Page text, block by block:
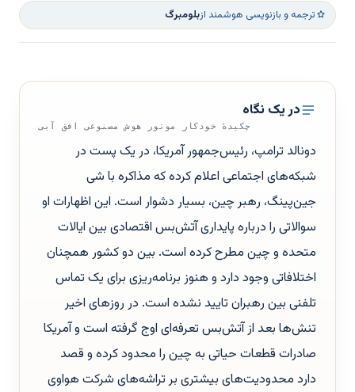
ترجمه و بازنویسی هوشمند ازبلومبرگ
در یک نگاه
چکیدهٔ خودکار موتور هوش مصنوعی افق آبی
دونالد ترامپ، رئیس‌جمهور آمریکا، در یک پست در
شبکه‌های اجتماعی اعلام کرده که مذاکره با شی
جین‌پینگ، رهبر چین، بسیار دشوار است. این اظهارات او
سوالاتی را درباره پایداری آتش‌بس اقتصادی بین ایالات
متحده و چین مطرح کرده است. بین دو کشور همچنان
اختلافاتی وجود دارد و هنوز برنامه‌ریزی برای یک تماس
تلفنی بین رهبران تایید نشده است. در روزهای اخیر
تنش‌ها بعد از آتش‌بس تعرفه‌ای اوج گرفته است و آمریکا
صادرات قطعات حیاتی به چین را محدود کرده و قصد
دارد محدودیت‌های بیشتری بر تراشه‌های شرکت هواوی